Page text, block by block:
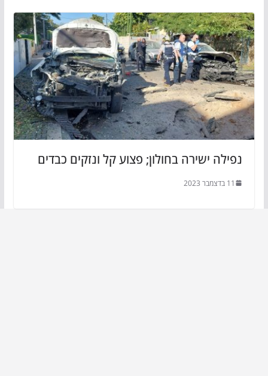
נפילה ישירה בחולון; פצוע קל ונזקים כבדים
11 בדצמבר 2023